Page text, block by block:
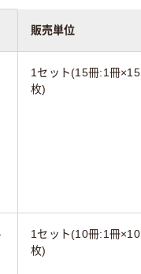
販売単位
1セット(15冊:1冊×15
枚)
1セット(10冊:1冊×10
枚)